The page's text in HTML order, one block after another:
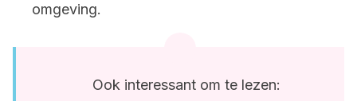
omgeving.
Ook interessant om te lezen: